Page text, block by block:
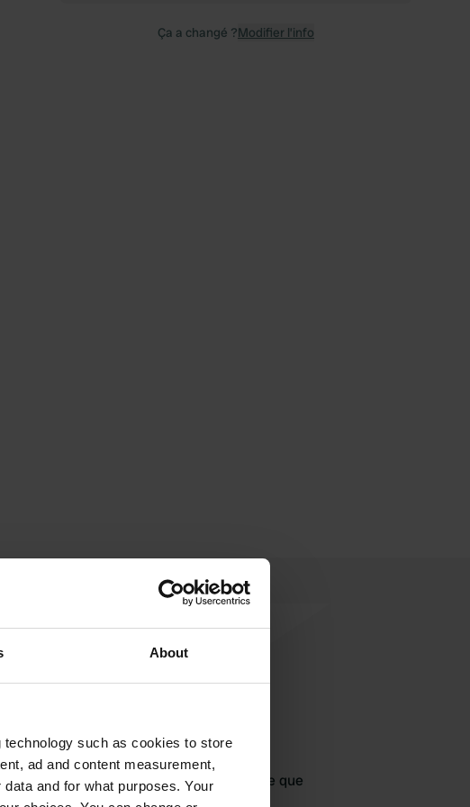
About
such as cookies to store
ad and content measurement,
and for what purposes. Your
Ça a changé ?Modifier l’info
Ajouter un avis
êtes déjà venu ici ? Dites aux autres ce que
vous en pensez.